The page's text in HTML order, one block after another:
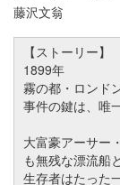
藤沢文翁
【ストーリー】
1899年
霧の都・ロンド
事件の鍵は、唯
大富豪アーサー
も無残な漂流船
生存者はたった